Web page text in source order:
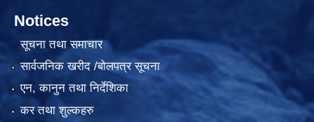
Notices
सूचना तथा समाचार
सार्वजनिक खरीद /बोलपत्र सूचना
एन, कानुन तथा निर्देशिका
कर तथा शुल्कहरु